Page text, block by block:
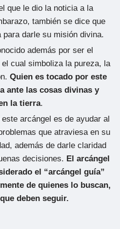
que le dio la noticia a la
también se dice que
darle su misión divina.
además por ser el
cual simboliza la pureza, la
Quien es tocado por este
ante las cosas divinas y
la tierra.
arcángel es de ayudar al
que atraviesa en su
además de darle claridad
decisiones. El arcángel
el “arcángel guía”
de quienes lo buscan,
deben seguir.